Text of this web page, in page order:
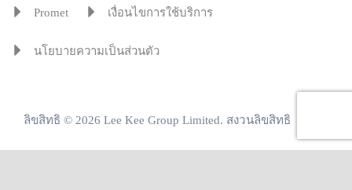
Promet เงื่อนไขการใช้บริการ
นโยบายความเป็นส่วนตัว
ลิขสิทธิ © 2026 Lee Kee Group Limited. สงวนลิขสิทธิ